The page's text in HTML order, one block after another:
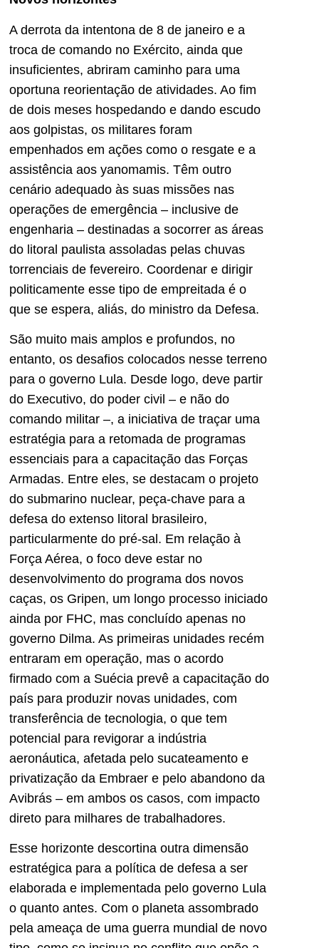
A derrota da intentona de 8 de janeiro e a
troca de comando no Exército, ainda que
insuficientes, abriram caminho para uma
oportuna reorientação de atividades. Ao fim
de dois meses hospedando e dando escudo
aos golpistas, os militares foram
empenhados em ações como o resgate e a
assistência aos yanomamis. Têm outro
cenário adequado às suas missões nas
operações de emergência – inclusive de
engenharia – destinadas a socorrer as áreas
do litoral paulista assoladas pelas chuvas
torrenciais de fevereiro. Coordenar e dirigir
politicamente esse tipo de empreitada é o
que se espera, aliás, do ministro da Defesa.
São muito mais amplos e profundos, no
entanto, os desafios colocados nesse terreno
para o governo Lula. Desde logo, deve partir
do Executivo, do poder civil – e não do
comando militar –, a iniciativa de traçar uma
estratégia para a retomada de programas
essenciais para a capacitação das Forças
Armadas. Entre eles, se destacam o projeto
do submarino nuclear, peça-chave para a
defesa do extenso litoral brasileiro,
particularmente do pré-sal. Em relação à
Força Aérea, o foco deve estar no
desenvolvimento do programa dos novos
caças, os Gripen, um longo processo iniciado
ainda por FHC, mas concluído apenas no
governo Dilma. As primeiras unidades recém
entraram em operação, mas o acordo
firmado com a Suécia prevê a capacitação do
país para produzir novas unidades, com
transferência de tecnologia, o que tem
potencial para revigorar a indústria
aeronáutica, afetada pelo sucateamento e
privatização da Embraer e pelo abandono da
Avibrás – em ambos os casos, com impacto
direto para milhares de trabalhadores.
Esse horizonte descortina outra dimensão
estratégica para a política de defesa a ser
elaborada e implementada pelo governo Lula
o quanto antes. Com o planeta assombrado
pela ameaça de uma guerra mundial de novo